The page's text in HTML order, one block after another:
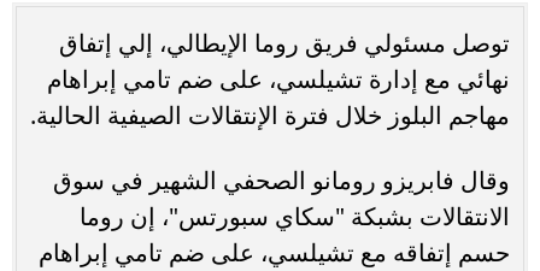
توصل مسئولي فريق روما الإيطالي، إلي إتفاق
نهائي مع إدارة تشيلسي، على ضم تامي إبراهام
مهاجم البلوز خلال فترة الإنتقالات الصيفية الحالية.
وقال فابريزو رومانو الصحفي الشهير في سوق
الانتقالات بشبكة "سكاي سبورتس"، إن روما
حسم إتفاقه مع تشيلسي، على ضم تامي إبراهام